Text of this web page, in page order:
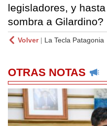
legisladores, y
sombra a Gilardino?
Volver| La Tecla Patagonia
OTRAS NOTAS